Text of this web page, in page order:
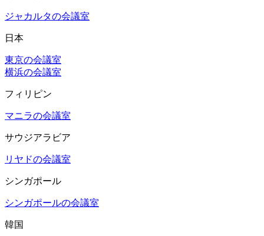
ジャカルタの会議室
日本
東京の会議室
横浜の会議室
フィリピン
マニラの会議室
サウジアラビア
リヤドの会議室
シンガポール
シンガポールの会議室
韓国